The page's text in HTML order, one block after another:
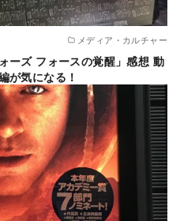
メディア・カルチャー
ーズ フォースの覚醒」感想 動
が気になる！